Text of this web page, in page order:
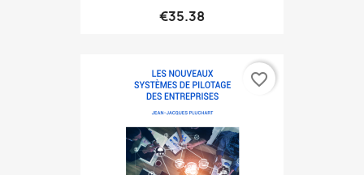
€35.38
favorite_border